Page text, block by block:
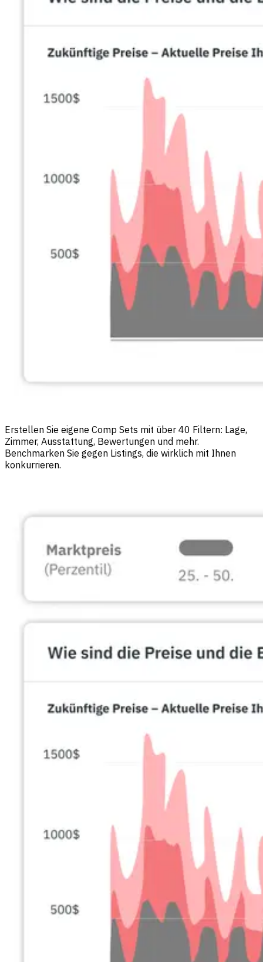
Erstellen Sie eigene Comp Sets mit über 40 Filtern: Lage,
Zimmer, Ausstattung, Bewertungen und mehr.
Benchmarken Sie gegen Listings, die wirklich mit Ihnen
konkurrieren.